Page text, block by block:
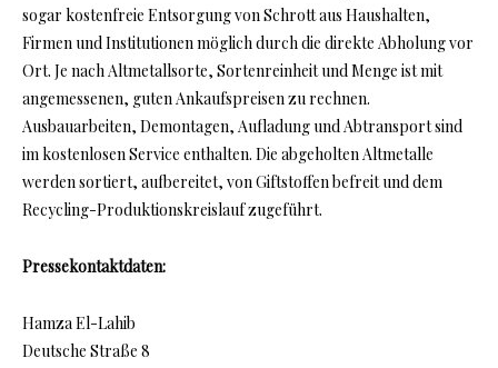
sogar kostenfreie Entsorgung von Schrott aus Haushalten,
Firmen und Institutionen möglich durch die direkte Abholung vor
Ort. Je nach Altmetallsorte, Sortenreinheit und Menge ist mit
angemessenen, guten Ankaufspreisen zu rechnen.
Ausbauarbeiten, Demontagen, Aufladung und Abtransport sind
im kostenlosen Service enthalten. Die abgeholten Altmetalle
werden sortiert, aufbereitet, von Giftstoffen befreit und dem
Recycling-Produktionskreislauf zugeführt.
Pressekontaktdaten:
Hamza El-Lahib
Deutsche Straße 8